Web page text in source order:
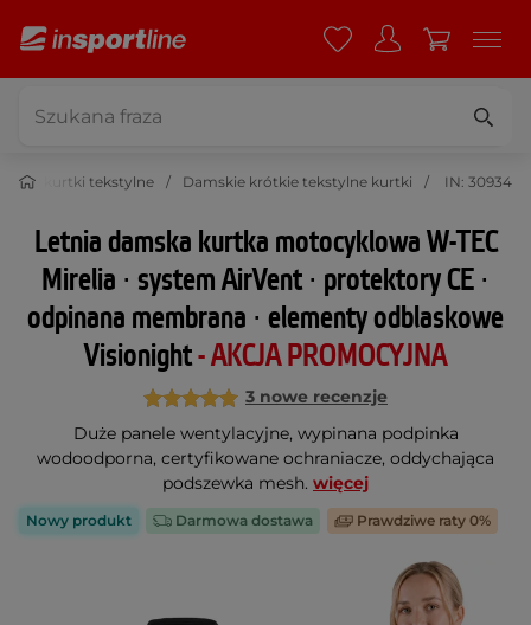
kurtki tekstylne Damskie krótkie tekstylne kurtki IN: 30934
Letnia damska kurtka motocyklowa W-TEC
Mirelia ∙ system AirVent ∙ protektory CE ∙
odpinana membrana ∙ elementy odblaskowe
Visionight- AKCJA PROMOCYJNA
3 nowe recenzje
Duże panele wentylacyjne, wypinana podpinka
wodoodporna, certyfikowane ochraniacze, oddychająca
podszewka mesh. więcej
Nowy produkt Darmowa dostawa Prawdziwe raty 0%